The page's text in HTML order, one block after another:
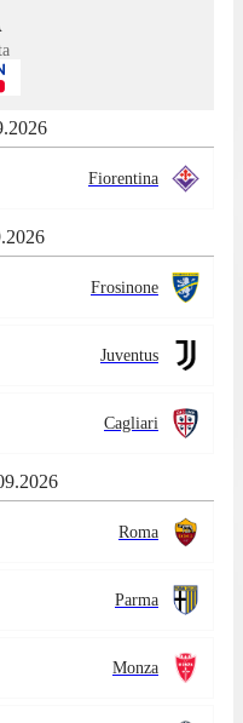
Fiorentina
Frosinone
Juventus
Cagliari
Roma
Parma
Monza